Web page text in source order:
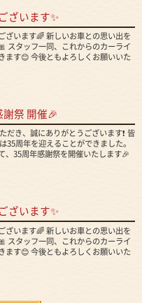
ざいます✨
ざいます🌈 新しいお車との思い出を
スタッフ一同、これからのカーライ
ます😊 今後ともよろしくお願いいた
謝祭 開催🎉
だき、誠にありがとうございます❗ 皆
35周年を迎えることができました。
、35周年感謝祭を開催いたします🎉
ざいます✨
ざいます🌈 新しいお車との思い出を
スタッフ一同、これからのカーライ
ます😊 今後ともよろしくお願いいた